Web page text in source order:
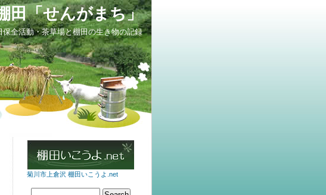
田「せんがまち」
保全活動・茶草場と棚田の生き物の記録
菊川市上倉沢 棚田いこうよ.net